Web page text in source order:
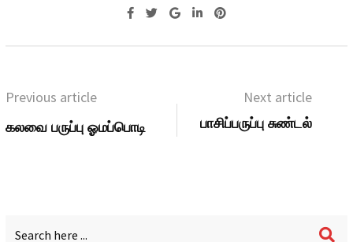
Previous article
கலவை பருப்பு ஓமப்பொடி
Next article
பாசிப்பருப்பு சுண்டல்